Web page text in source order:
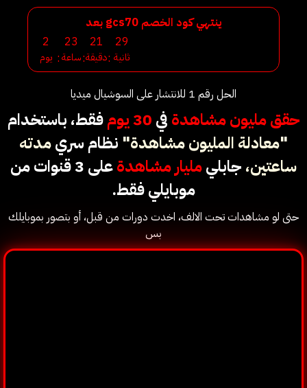
ينتهي كود الخصم gcs70 بعد
الحل رقم 1 للانتشار على السوشيال ميديا
حقق مليون مشاهدة في
فقط، باستخدام
"معادلة المليون مشاهدة" نظام سريمدته
ساعتين، جابليمليار مشاهدة
على 3 قنوات من
موبايلي فقط.
حتى لو مشاهدات تحت الالف، اخدت دورات من قبل، أو بتصور بموبايلك
بس